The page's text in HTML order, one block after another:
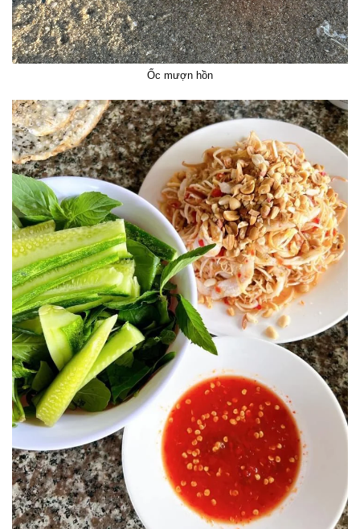
Ốc mượn hồn